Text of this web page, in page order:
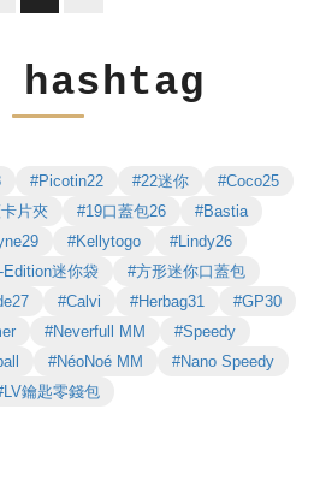
hashtag
#Picotin22 #22迷你
#Coco25
片夾 #19口蓋包26
#Bastia
#Kellytogo
#Lindy26
Edition迷你袋
#方形迷你口蓋包
#Calvi #Herbag31
#GP30
#Neverfull MM
#Speedy
#NéoNoé MM
#Nano Speedy
鑰匙零錢包